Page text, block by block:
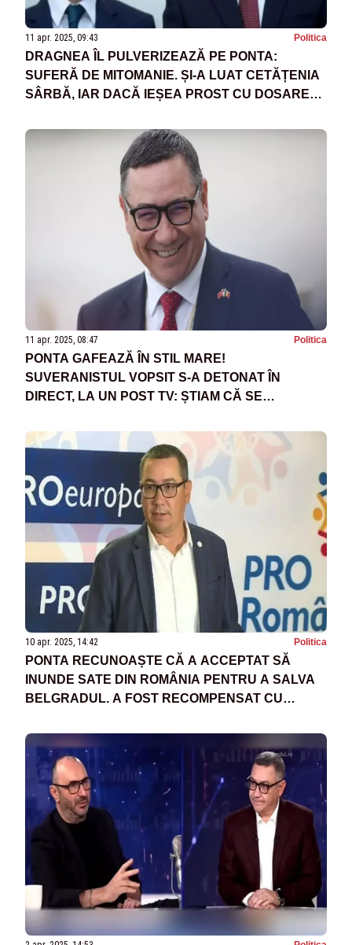
11 apr. 2025, 09:43 Politica
DRAGNEA ÎL PULVERIZEAZĂ PE PONTA:
SUFERĂ DE MITOMANIE. ȘI-A LUAT CETĂȚENIA
SÂRBĂ, IAR DACĂ IEȘEA PROST CU DOSARELE
11 apr. 2025, 08:47 Politica
PONTA GAFEAZĂ ÎN STIL MARE!
SUVERANISTUL VOPSIT S-A DETONAT ÎN
DIRECT, LA UN POST TV: ȘTIAM CĂ SE
DE LA FOSTA MEA CONSILIERĂ, ANCA
ALEXANDRESCU
10 apr. 2025, 14:42 Politica
PONTA RECUNOAȘTE CĂ A ACCEPTAT SĂ
INUNDE SATE DIN ROMÂNIA PENTRU A SALVA
BELGRADUL. A FOST RECOMPENSAT CU